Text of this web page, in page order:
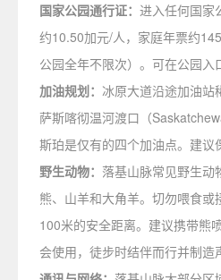
国家公园通行证： 进入任何国家
约10.50加元/人，家庭年票约
公园全年不限次）。可在公园入
加油规划： 冰原大道沿途加油站
萨斯喀彻温河渡口（
斯珀是仅有的四个加油点。建议
野生动物： 落基山脉常见野生动
熊、山羊和大角羊。切勿喂食或
100米的安全距离。建议携带熊
会使用，徒步时结伴而行并制造